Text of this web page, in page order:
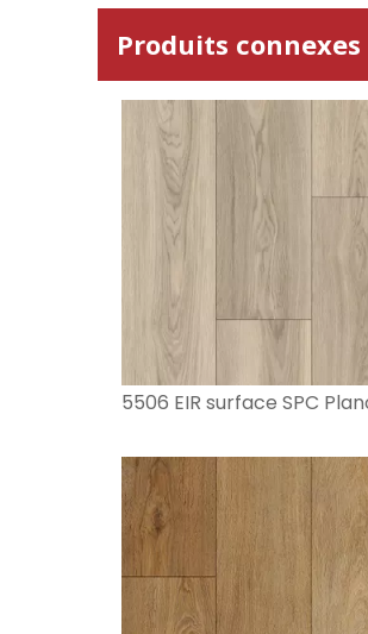
Produits connexes